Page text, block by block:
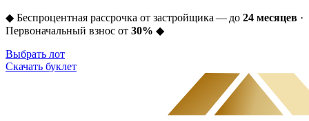
◆ Беспроцентная рассрочка от застройщика — до 24 месяцев ·
Первоначальный взнос от 30% ◆
Выбрать лот
Скачать буклет